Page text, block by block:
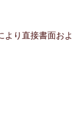
より直接書面およ